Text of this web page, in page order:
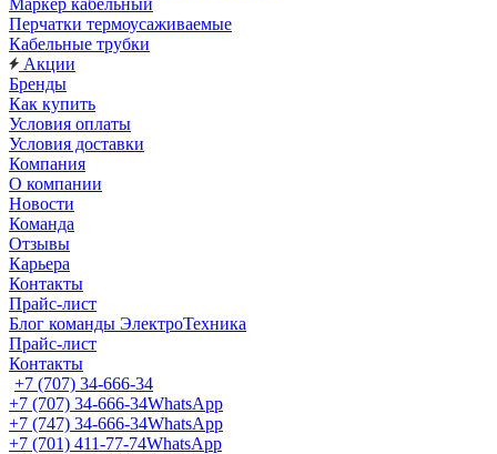
Маркер кабельный
Перчатки термоусаживаемые
Кабельные трубки
Акции
Бренды
Как купить
Условия оплаты
Условия доставки
Компания
О компании
Новости
Команда
Отзывы
Карьера
Контакты
Прайс-лист
Блог команды ЭлектроТехника
Прайс-лист
Контакты
+7 (707) 34-666-34
+7 (707) 34-666-34WhatsApp
+7 (747) 34-666-34WhatsApp
+7 (701) 411-77-74WhatsApp